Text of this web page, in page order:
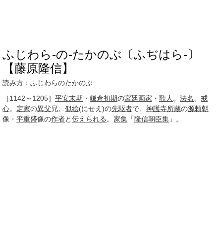
ふじわら‐の‐たかのぶ〔ふぢはら‐〕
【藤原隆信】
読み方：ふじわらのたかのぶ
［1142～1205］ 平安末期 ・ 鎌倉初期の宮廷画家 ・ 歌人 。 法名
戒
心。 定家の異父 兄。 似絵(にせえ)の先駆者で、 神護寺所蔵の源頼朝
像・ 平重盛像の作者と伝えられる 。 家集 「隆信朝臣集 」。